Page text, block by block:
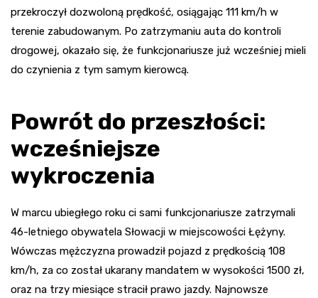
przekroczył dozwoloną prędkość, osiągając 111 km/h w
terenie zabudowanym. Po zatrzymaniu auta do kontroli
drogowej, okazało się, że funkcjonariusze już wcześniej mieli
do czynienia z tym samym kierowcą.
Powrót do przeszłości:
wcześniejsze
wykroczenia
W marcu ubiegłego roku ci sami funkcjonariusze zatrzymali
46-letniego obywatela Słowacji w miejscowości Łężyny.
Wówczas mężczyzna prowadził pojazd z prędkością 108
km/h, za co został ukarany mandatem w wysokości 1500 zł,
oraz na trzy miesiące stracił prawo jazdy. Najnowsze